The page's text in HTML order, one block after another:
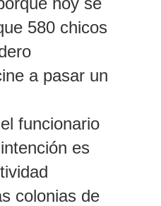
580 chicos
a pasar un
funcionario
es
colonias de